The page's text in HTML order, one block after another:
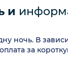
и
ночь. В
за